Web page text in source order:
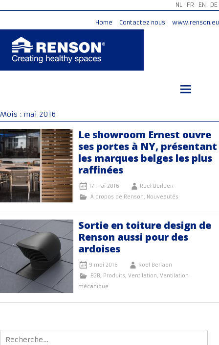
NL FR EN DE
Home Contactez nous www.renson.eu
Mois : mai 2016
Le showroom Ernest ouvre
ses portes à NY, présentant
les marques belges les plus
raffinées
17 mai 2016
Roel Berlaen
A propos de Renson, Nouveautés
Sortie en toiture design de
Renson aussi pour des
ardoises
9 mai 2016
Roel Berlaen
B2B, Produits, Ventilation, Ventilation
mécanique
Rechercher :